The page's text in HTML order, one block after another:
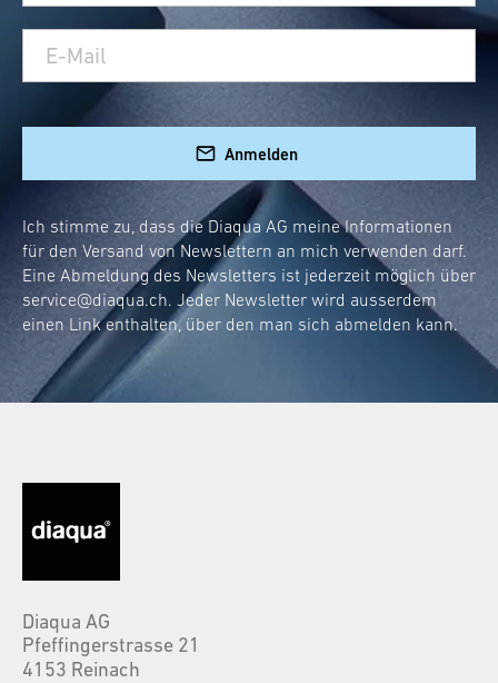
Anmelden
Ich stimme zu, dass die Diaqua AG meine Informationen
für den Versand von Newslettern an mich verwenden darf.
Eine Abmeldung des Newsletters ist jederzeit möglich über
service@diaqua.ch. Jeder Newsletter wird ausserdem
einen Link enthalten, über den man sich abmelden kann.
Diaqua AG
Pfeffingerstrasse 21
4153 Reinach